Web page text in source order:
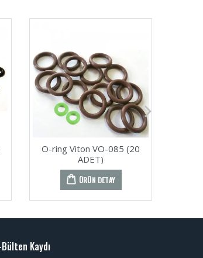
O-ring Viton VO-085 (20
ADET)
ÜRÜN DETAY
Bülten Kaydı